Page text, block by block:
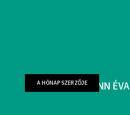
FARKAS WELLMANN ÉVA
A HÓNAP SZERZŐJE